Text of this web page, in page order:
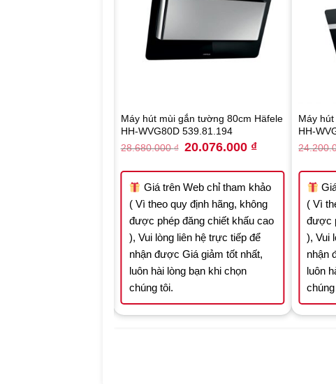
Máy hút mùi gắn tường 80cm Häfele
HH-WVG80D 539.81.194
28.680.000₫ Original
price
28.680.000 ₫.
20.076.000 ₫Current
20.076.000 ₫.
Giá trên Web chỉ tham khảo
( Vì theo quy định hãng, không
được phép đăng chiết khấu cao
), Vui lòng liên hệ trực tiếp để
nhận được Giá giảm tốt nhất,
luôn hài lòng bạn khi chọn
chúng tôi.
Máy
HH-
( Vì
được
), Vui
nhận
luôn
16.548.000 ₫.